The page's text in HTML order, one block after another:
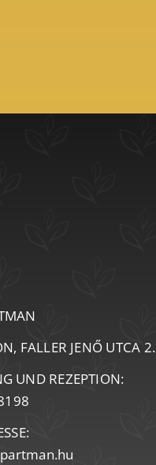
FALLER JENŐ UTCA 2.
UND REZEPTION: